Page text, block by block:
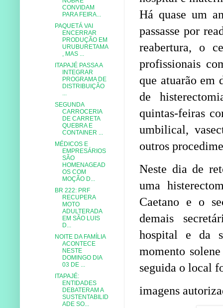
Há quase um
passasse por
reabertura, o
profissionais
que atuarão em
de
quintas-feiras
umbilical,
outros
Neste dia de
uma
Caetano e o
demais
hospital e da
momento
seguida o local
imagens
CONVIDAM
PARA FEIRA...
PAQUETÁ VAI
ENCERRAR
PRODUÇÃO EM
URUBURETAMA
, MAS ...
ITAPAJÉ PASSA A
INTEGRAR
PROGRAMA DE
DISTRIBUIÇÃO
SEGUNDA
CARROCERIA
DE CARRETA
QUEBRA E
CONTAINER ...
MÉDICOS E
EMPRESÁRIOS
SÃO
HOMENAGEAD
OS COM
MOÇÃO D...
BR 222: PRF
RECUPERA
MOTO
ADULTERADA
EM SÃO LUIS
D...
NOITE DA FAMÍLIA
ACONTECE
NESTE
DOMINGO DIA
03 DE ...
ITAPAJÉ:
ENTIDADES
DEBATERAM A
SUSTENTABILID
ADE SO...